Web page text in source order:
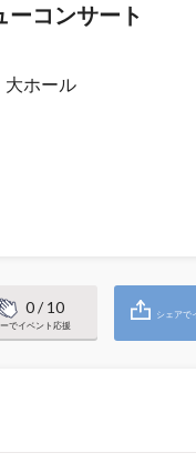
ーコンサート
大ホール
0/ 10
でイベント応援
シェアで